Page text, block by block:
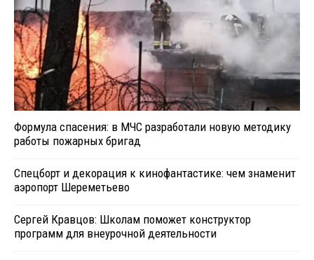
Формула спасения: в МЧС разработали новую методику
работы пожарных бригад
Спецборт и декорация к кинофантастике: чем знаменит
аэропорт Шереметьево
Сергей Кравцов: Школам поможет конструктор
программ для внеурочной деятельности